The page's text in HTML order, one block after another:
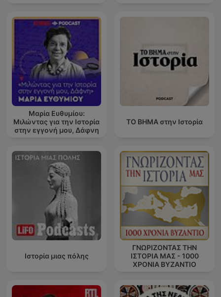
Μαρία Ευθυμίου:
Μιλώντας για την Ιστορία
στην εγγονή μου, Δάφνη
ΤΟ ΒΗΜΑ στην Ιστορία
Ιστορία μιας πόλης
ΓΝΩΡΙΖΟΝΤΑΣ ΤΗΝ
ΙΣΤΟΡΙΑ ΜΑΣ - 1000
ΧΡΟΝΙΑ ΒΥΖΑΝΤΙΟ